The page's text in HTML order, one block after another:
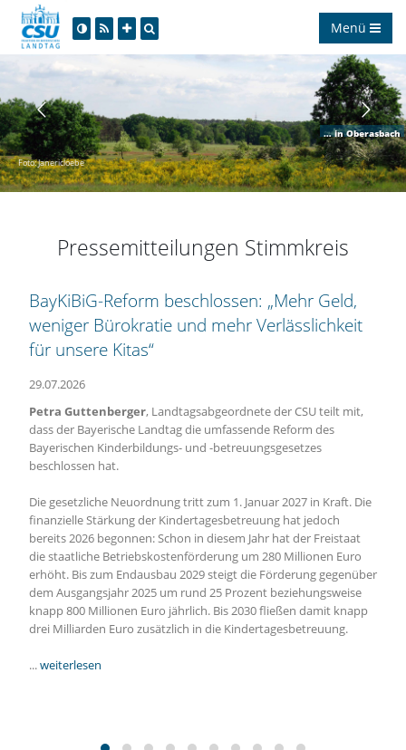
Menü
in Oberasbach
Foto: Janericloebe
Pressemitteilungen Stimmkreis
BayKiBiG-Reform beschlossen: „Mehr Geld,
weniger Bürokratie und mehr Verlässlichkeit
für unsere Kitas“
29.07.2026
Petra Guttenberger, Landtagsabgeordnete der CSU teilt mit,
dass der Bayerische Landtag die umfassende Reform des
Bayerischen Kinderbildungs- und -betreuungsgesetzes
beschlossen hat.
Die gesetzliche Neuordnung tritt zum 1. Januar 2027 in Kraft. Die
finanzielle Stärkung der Kindertagesbetreuung hat jedoch
bereits 2026 begonnen: Schon in diesem Jahr hat der Freistaat
die staatliche Betriebskostenförderung um 280 Millionen Euro
erhöht. Bis zum Endausbau 2029 steigt die Förderung gegenüber
dem Ausgangsjahr 2025 um rund 25 Prozent beziehungsweise
knapp 800 Millionen Euro jährlich. Bis 2030 fließen damit knapp
drei Milliarden Euro zusätzlich in die Kindertagesbetreuung.
...weiterlesen